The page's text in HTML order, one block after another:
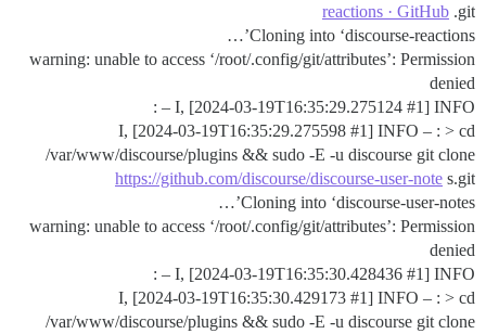
reactions · GitHub .git
Cloning into ‘discourse-reactions’…
warning: unable to access ‘/root/.config/git/attributes’: Permission
denied
I, [2024-03-19T16:35:29.275124 #1] INFO – :
I, [2024-03-19T16:35:29.275598 #1] INFO – : > cd
/var/www/discourse/plugins && sudo -E -u discourse git clone
https://github.com/discourse/discourse-user-note s.git
Cloning into ‘discourse-user-notes’…
warning: unable to access ‘/root/.config/git/attributes’: Permission
denied
I, [2024-03-19T16:35:30.428436 #1] INFO – :
I, [2024-03-19T16:35:30.429173 #1] INFO – : > cd
/var/www/discourse/plugins && sudo -E -u discourse git clone